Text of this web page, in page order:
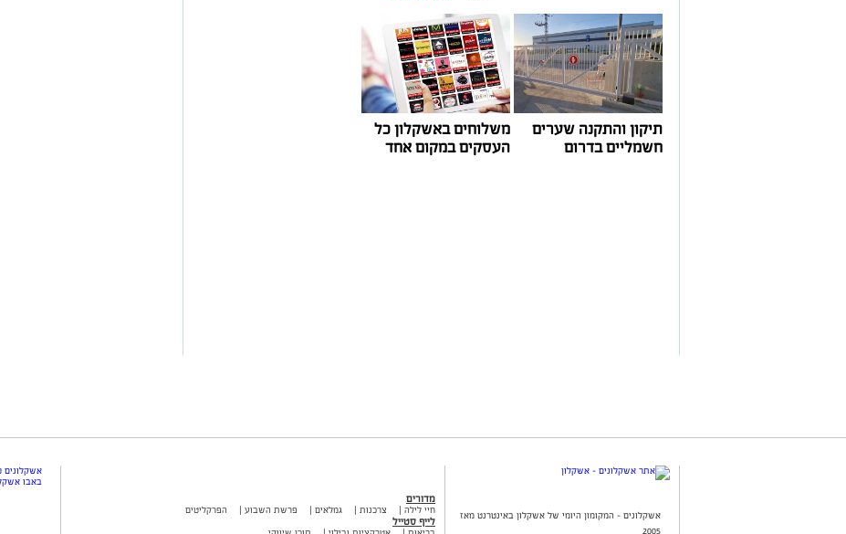
במהלך הפגישה עודכנו נציגי העוגנים, אולס ירצין ואליסף סדון, כי לאחר שלוש שנים שבהן דמי
העגינה לא עודכנו, למרות מספר עדכונים שהתקיימו במרינות אחרות, עלייה בעלויות התפעול ומתוך
התחשבות בעוגנים בתקופת המלחמה ואי הוודאות, בוצעו עדכונים מינוריים בתעריפי העגינה. עוד
הודגש כי גם לאחר העדכון תמשיך מרינת אשקלון להיות המרינה בעלת דמי העגינה ההוגנים
בישראל, כשההכנסות ישמשו להשקעה חוזרת במרינה, בשיפור התשתיות ובהרחבת השירותים
לרווחת בעלי כלי השייט.
תיקון והתקנה שערים
חשמליים בדרום
משלוחים באשקלון כל
העסקים במקום אחד
אשקלונים - המקומון היומי של אשקלון באינטרנט מאז
2005
מדורים
חיי לילה צרכנות גמלאים פרשת השבוע הפרקליטים
לייף סטייל
אשקלונים
באבו